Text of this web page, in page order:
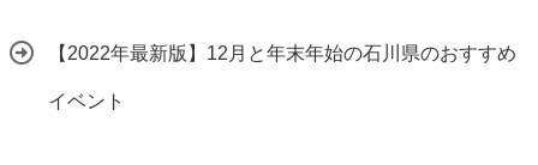
【2022年最新版】12月と年末年始の石川県のおすすめ
イベント